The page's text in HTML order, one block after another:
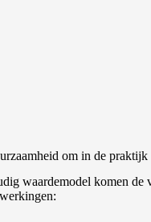
om in de praktijk
waardemodel komen de